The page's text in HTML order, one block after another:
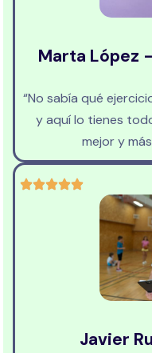
Marta López
“No sabía qué
y aquí lo tienes
mejor y
Javier